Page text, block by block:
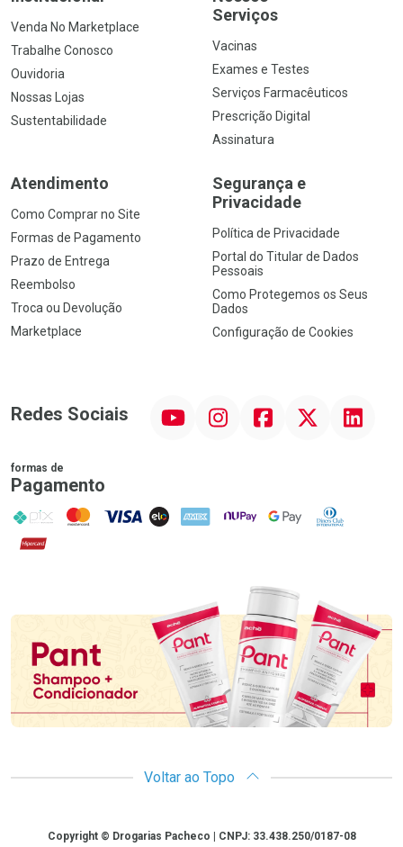
Venda No Marketplace
Trabalhe Conosco
Ouvidoria
Nossas Lojas
Sustentabilidade
Serviços
Vacinas
Exames e Testes
Serviços Farmacêuticos
Prescrição Digital
Assinatura
Atendimento
Como Comprar no Site
Formas de Pagamento
Prazo de Entrega
Reembolso
Troca ou Devolução
Marketplace
Segurança e
Privacidade
Política de Privacidade
Portal do Titular de Dados
Pessoais
Como Protegemos os Seus
Dados
Configuração de Cookies
Redes Sociais InstagramFacebookTwitter Linkedin
formas de
Pagamento
PIX MasterCard
VISA ELO AMEX NuPay Google PayDiners Club
Hipercard
Promoção em Destaque
Voltar ao Topo
CopyrightCopyright © Drogarias Pacheco | CNPJ: 33.438.250/0187-08